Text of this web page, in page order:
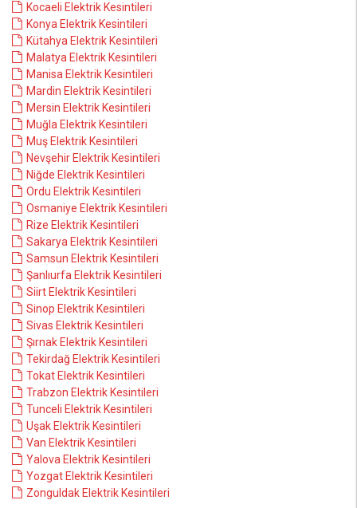
Kocaeli Elektrik Kesintileri
Konya Elektrik Kesintileri
Kütahya Elektrik Kesintileri
Malatya Elektrik Kesintileri
Manisa Elektrik Kesintileri
Mardin Elektrik Kesintileri
Mersin Elektrik Kesintileri
Muğla Elektrik Kesintileri
Muş Elektrik Kesintileri
Nevşehir Elektrik Kesintileri
Niğde Elektrik Kesintileri
Ordu Elektrik Kesintileri
Osmaniye Elektrik Kesintileri
Rize Elektrik Kesintileri
Sakarya Elektrik Kesintileri
Samsun Elektrik Kesintileri
Şanlıurfa Elektrik Kesintileri
Siirt Elektrik Kesintileri
Sinop Elektrik Kesintileri
Sivas Elektrik Kesintileri
Şırnak Elektrik Kesintileri
Tekirdağ Elektrik Kesintileri
Tokat Elektrik Kesintileri
Trabzon Elektrik Kesintileri
Tunceli Elektrik Kesintileri
Uşak Elektrik Kesintileri
Van Elektrik Kesintileri
Yalova Elektrik Kesintileri
Yozgat Elektrik Kesintileri
Zonguldak Elektrik Kesintileri